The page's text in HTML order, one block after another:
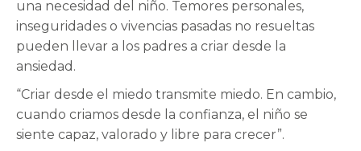
una necesidad del niño. Temores personales,
inseguridades o vivencias pasadas no resueltas
pueden llevar a los padres a criar desde la
ansiedad.
“Criar desde el miedo transmite miedo. En cambio,
cuando criamos desde la confianza, el niño se
siente capaz, valorado y libre para crecer”.